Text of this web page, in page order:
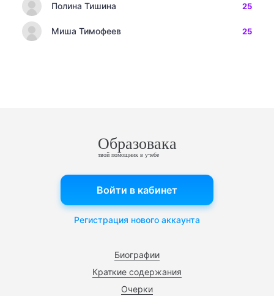
Полина Тишина 25
Миша Тимофеев 25
Образовака
твой помощник в учебе
Биографии
Краткие содержания
Очерки
Войти в кабинет
Регистрация нового аккаунта